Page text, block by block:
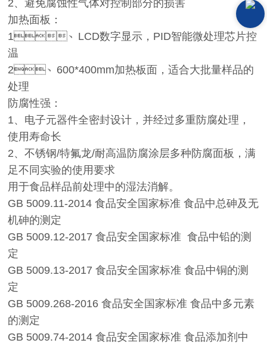
2、避免腐蚀性气体对控制部分的损害
加热面板：
1、LCD数字显示，PID智能微处理芯片控
温
2、600*400mm加热板面，适合大批量样品的
处理
防腐性强：
1、电子元器件全密封设计，并经过多重防腐处理，
使用寿命长
2、不锈钢/特氟龙/耐高温防腐涂层多种防腐面板，满
足不同实验的使用要求
用于食品样品前处理中的湿法消解。
GB 5009.11-2014 食品安全国家标准 食品中总砷及无
机砷的测定
GB 5009.12-2017 食品安全国家标准 食品中铅的测
定
GB 5009.13-2017 食品安全国家标准 食品中铜的测
定
GB 5009.268-2016 食品安全国家标准 食品中多元素
的测定
GB 5009.74-2014 食品安全国家标准 食品添加剂中